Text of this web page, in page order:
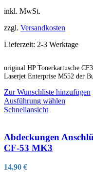
gewählt
inkl. MwSt.
zzgl. Versandkosten
Lieferzeit: 2-3 Werktage
original HP Tonerkartusche
Laserjet Enterprise M552 der
Zur Wunschliste hinzufügen
Ausführung wählen
Varianten
Schnellansicht
Abdeckungen
CF-53 MK3
14,90 €